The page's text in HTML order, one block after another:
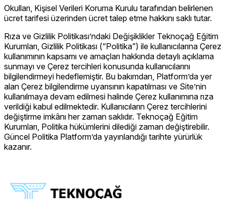
Okulları, Kişisel Verileri Koruma Kurulu tarafından belirlenen
ücret tarifesi üzerinden ücret talep etme hakkını saklı tutar.
Rıza ve Gizlilik Politikası’ndaki Değişiklikler Teknoçağ Eğitim
Kurumları, Gizlilik Politikası (“Politika”) ile kullanıcılarına Çerez
kullanımının kapsamı ve amaçları hakkında detaylı açıklama
sunmayı ve Çerez tercihleri konusunda kullanıcılarını
bilgilendirmeyi hedeflemiştir. Bu bakımdan, Platform’da yer
alan Çerez bilgilendirme uyarısının kapatılması ve Site’nin
kullanılmaya devam edilmesi halinde Çerez kullanımına rıza
verildiği kabul edilmektedir. Kullanıcıların Çerez tercihlerini
değiştirme imkânı her zaman saklıdır. Teknoçağ Eğitim
Kurumları, Politika hükümlerini dilediği zaman değiştirebilir.
Güncel Politika Platform’da yayınlandığı tarihte yürürlük
kazanır.